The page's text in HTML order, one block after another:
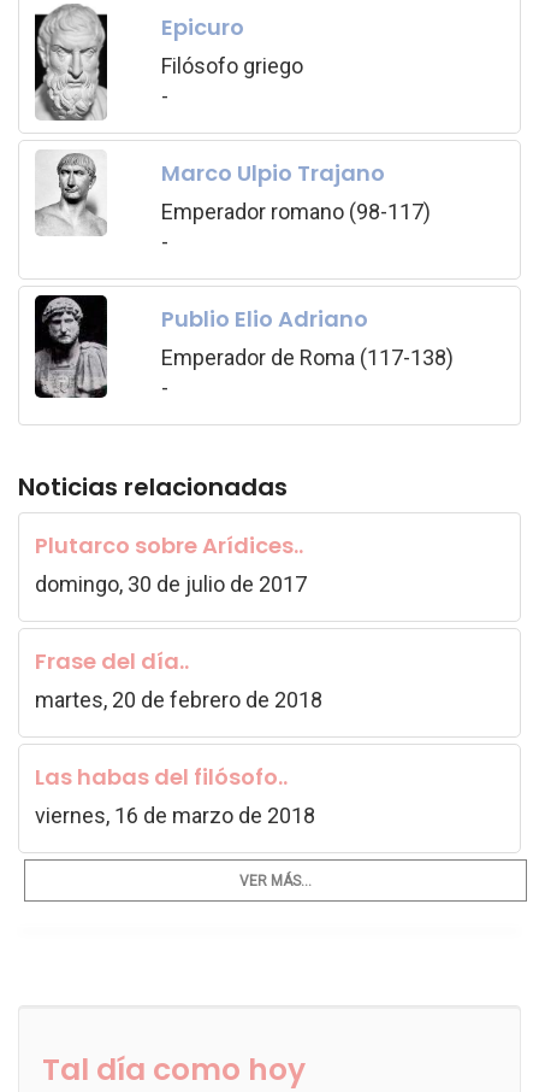
Epicuro
Filósofo griego
-
Marco Ulpio Trajano
Emperador romano (98-117)
-
Publio Elio Adriano
Emperador de Roma (117-138)
-
Noticias relacionadas
Plutarco sobre Arídices..
domingo, 30 de julio de 2017
Frase del día..
martes, 20 de febrero de 2018
Las habas del filósofo..
viernes, 16 de marzo de 2018
VER MÁS...
Tal día como hoy